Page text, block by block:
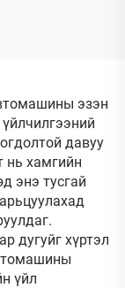
эзэн
давуу
нь хамгийн
энэ тусгай
дугуйг хүртэл
үйл